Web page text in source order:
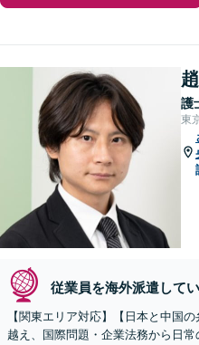
護
東
従業員を海外派遣して
【関東エリア対応】【日本と中国
越え、国際問題・企業法務から日